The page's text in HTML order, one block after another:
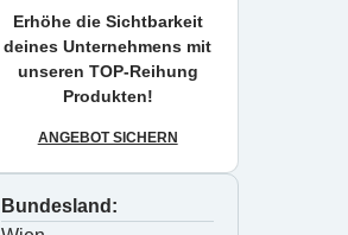
Erhöhe die Sichtbarkeit
deines Unternehmens mit
unseren TOP-Reihung
Produkten!
ANGEBOT SICHERN
Bundesland: